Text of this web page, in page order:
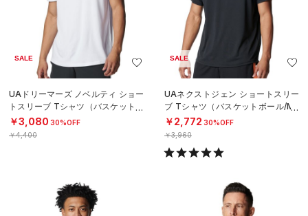
SALE
UAドリーマーズ ノベルティ ショー
トスリーブ Tシャツ（バスケットボ
ール/MEN）
￥3,080 30%OFF
￥4,400
SALE
UAネクストジェン ショートスリー
ブ Tシャツ（バスケットボール/ME
N）
￥2,772 30%OFF
￥3,960